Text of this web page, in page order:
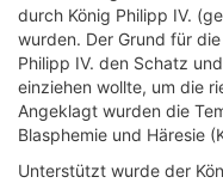
durch König Philipp IV.
wurden. Der Grund für
Philipp IV. den Schatz
einziehen wollte, um die
Angeklagt wurden die
Blasphemie und Häresie
Unterstützt wurde der